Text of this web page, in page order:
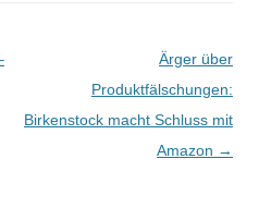
Ärger über
Produktfälschungen:
Birkenstock macht Schluss mit
Amazon →